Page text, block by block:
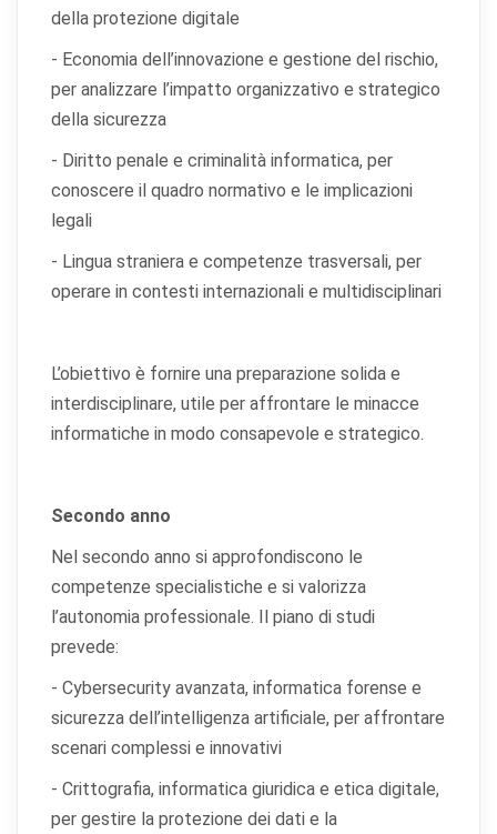
della protezione digitale
- Economia dell’innovazione e gestione del rischio,
per analizzare l’impatto organizzativo e strategico
della sicurezza
- Diritto penale e criminalità informatica, per
conoscere il quadro normativo e le implicazioni
legali
- Lingua straniera e competenze trasversali, per
operare in contesti internazionali e multidisciplinari
L’obiettivo è fornire una preparazione solida e
interdisciplinare, utile per affrontare le minacce
informatiche in modo consapevole e strategico.
Secondo anno
Nel secondo anno si approfondiscono le
competenze specialistiche e si valorizza
l’autonomia professionale. Il piano di studi
prevede:
- Cybersecurity avanzata, informatica forense e
sicurezza dell’intelligenza artificiale, per affrontare
scenari complessi e innovativi
- Crittografia, informatica giuridica e etica digitale,
per gestire la protezione dei dati e la
Scegli quali categorie di cookie vuoi accettare. I cookie
funzionamento del sito.
Cookie necessari Sempre attivi
Indispensabili al funzionamento del sito (sessione,
sicurezza, preferenze tecniche). Senza di essi il sito
non può funzionare correttamente.